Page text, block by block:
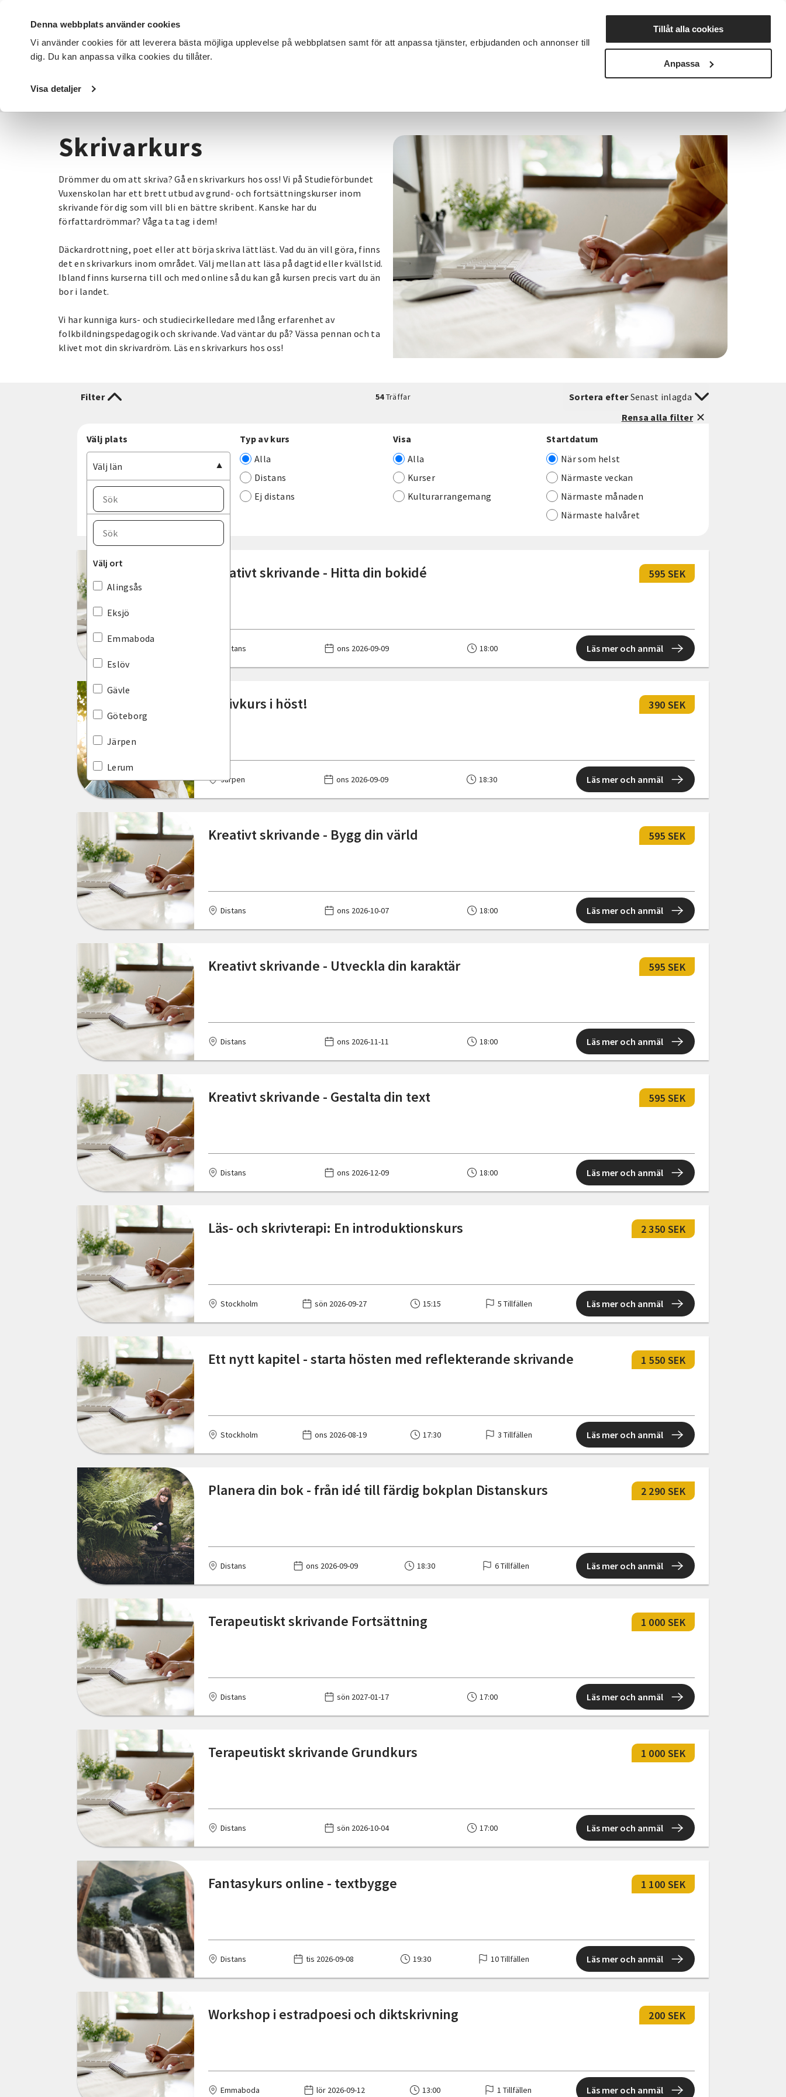
Denna webbplats använder cookies
Vi använder cookies för att leverera bästa möjliga upplevelse på webbplatsen samt för att anpassa tjänster, erbjudanden och annonser till
dig. Du kan anpassa vilka cookies du tillåter.
Visa detaljer
Tillåt alla cookies
Anpassa
DET HÄR GÖR VI FÖR DIG SOM SÖK KURSER OCH EVENEMANG Nyheter Avdelningar
Startsida / Kurser och evenemang
Skrivarkurs
Drömmer du om att skriva? Gå en skrivarkurs hos oss! Vi på Studieförbundet
Vuxenskolan har ett brett utbud av grund- och fortsättningskurser inom
skrivande för dig som vill bli en bättre skribent. Kanske har du
författardrömmar? Våga ta tag i dem!
Däckardrottning, poet eller att börja skriva lättläst. Vad du än vill göra, finns
det en skrivarkurs inom området. Välj mellan att läsa på dagtid eller kvällstid.
Ibland finns kurserna till och med online så du kan gå kursen precis vart du än
bor i landet.
Vi har kunniga kurs- och studiecirkelledare med lång erfarenhet av
folkbildningspedagogik och skrivande. Vad väntar du på? Vässa pennan och ta
klivet mot din skrivardröm. Läs en skrivarkurs hos oss!
Filter 54Träffar Sortera efterSenast inlagda
Rensa alla filter
Välj plats
Välj län
Välj län
Norrbottens län
Skåne län
Stockholms län
Södermanlands län
Uppsala län
Värmlands län
Västernorrlands län
Västmanlands län
Västra Götalands län
Välj ort
Välj ort
Alingsås
Eksjö
Emmaboda
Eslöv
Gävle
Göteborg
Järpen
Lerum
Lund
Malmö
Mora
Nybro
Sala
Stenungsund
Stockholm
Torsås
Trelleborg
Varberg
Värnamo
Ängelholm
Typ av kurs
Alla
Distans
Ej distans
Visa
Alla
Kurser
Kulturarrangemang
Startdatum
När som helst
Närmaste veckan
Närmaste månaden
Närmaste halvåret
Kreativt skrivande - Hitta din bokidé 595 SEK
Distans ons 2026-09-09 18:00 Läs mer och anmäl
Skrivkurs i höst! 390 SEK
Järpen ons 2026-09-09 18:30 Läs mer och anmäl
Kreativt skrivande - Bygg din värld 595 SEK
Distans ons 2026-10-07 18:00 Läs mer och anmäl
Kreativt skrivande - Utveckla din karaktär 595 SEK
Distans ons 2026-11-11 18:00 Läs mer och anmäl
Kreativt skrivande - Gestalta din text 595 SEK
Distans ons 2026-12-09 18:00 Läs mer och anmäl
Läs- och skrivterapi: En introduktionskurs 2 350 SEK
Stockholm sön 2026-09-27 15:15 5 Tillfällen Läs mer och anmäl
Ett nytt kapitel - starta hösten med reflekterande skrivande 1 550 SEK
Stockholm ons 2026-08-19 17:30 3 Tillfällen Läs mer och anmäl
Planera din bok - från idé till färdig bokplan Distanskurs 2 290 SEK
Distans ons 2026-09-09 18:30 6 Tillfällen Läs mer och anmäl
Terapeutiskt skrivande Fortsättning 1 000 SEK
Distans sön 2027-01-17 17:00 Läs mer och anmäl
Terapeutiskt skrivande Grundkurs 1 000 SEK
Distans sön 2026-10-04 17:00 Läs mer och anmäl
Fantasykurs online - textbygge 1 100 SEK
Distans tis 2026-09-08 19:30 10 Tillfällen Läs mer och anmäl
Workshop i estradpoesi och diktskrivning 200 SEK
Emmaboda lör 2026-09-12 13:00 1 Tillfällen Läs mer och anmäl